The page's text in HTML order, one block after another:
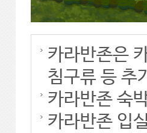
카라반존은
침구류 등 추
카라반존 숙
카라반존 입